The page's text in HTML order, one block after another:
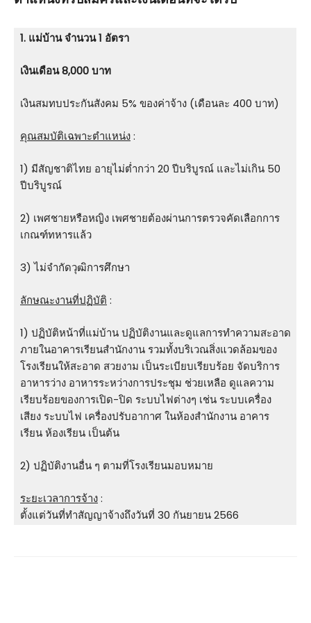
1. แม่บ้าน จำนวน 1 อัตรา
เงินเดือน8,000 บาท
เงินสมทบประกันสังคม 5% ของค่าจ้าง (เดือนละ 400 บาท)
คุณสมบัติเฉพาะตำแหน่ง:
1) มีสัญชาติไทย อายุไม่ต่ำกว่า 20 ปีบริบูรณ์ และไม่เกิน 50
ปีบริบูรณ์
2) เพศชายหรือหญิง เพศชายต้องผ่านการตรวจคัดเลือกการ
เกณฑ์ทหารแล้ว
3) ไม่จํากัดวุฒิการศึกษา
ลักษณะงานที่ปฏิบัติ :
1) ปฏิบัติหน้าที่แม่บ้าน ปฏิบัติงานและดูแลการทําความสะอาด
ภายในอาคารเรียนสํานักงาน รวมทั้งบริเวณสิ่งแวดล้อมของ
โรงเรียนให้สะอาด สวยงาม เป็นระเบียบเรียบร้อย จัดบริการ
อาหารว่าง อาหารระหว่างการประชุม ช่วยเหลือ ดูแลความ
เรียบร้อยของการเปิด-ปิด ระบบไฟต่างๆ เช่น ระบบเครื่อง
เสียง ระบบไฟ เครื่องปรับอากาศ ในห้องสํานักงาน อาคาร
เรียน ห้องเรียน เป็นต้น
2) ปฏิบัติงานอื่น ๆ ตามที่โรงเรียนมอบหมาย
ระยะเวลาการจ้าง:
ตั้งแต่วันที่ทำสัญญาจ้างถึงวันที่ 30 กันยายน 2566